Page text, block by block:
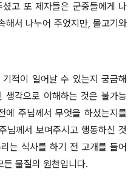
고 또 제자들은 군중들에게 나
해서 나누어 주었지만, 물고기와
적이 일어날 수 있는지 궁금해
생각으로 이해하는 것은 불가능
에 주님께서 무엇을 하셨는지를
님께서 보여주시고 행동하신 것
는 식사를 하기 전 고개를 들어
든 물질의 원천입니다.